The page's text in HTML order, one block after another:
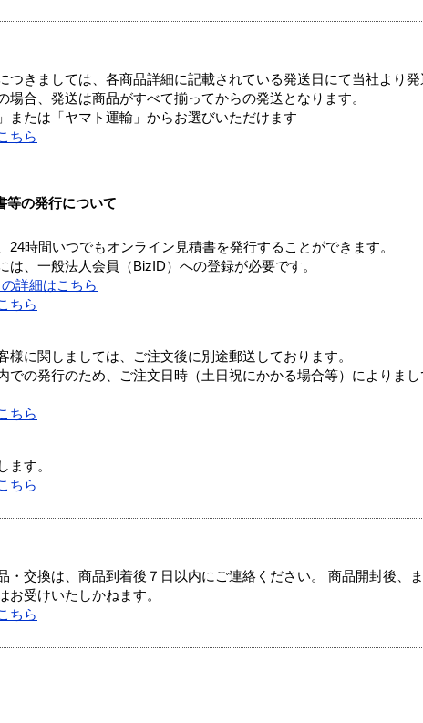
つきましては、各商品詳細に記載されている発送日にて当社より発
場合、発送は商品がすべて揃ってからの発送となります。
または「ヤマト運輸」からお選びいただけます
ちら
等の発行について
24時間いつでもオンライン見積書を発行することができます。
、一般法人会員（BizID）への登録が必要です。
詳細はこちら
ちら
様に関しましては、ご注文後に別途郵送しております。
での発行のため、ご注文日時（土日祝にかかる場合等）によりま
ちら
ます。
ちら
・交換は、商品到着後７日以内にご連絡ください。 商品開封後、
お受けいたしかねます。
ちら